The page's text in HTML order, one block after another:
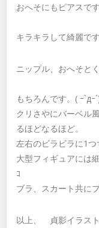
おへそにもピアスです
キラキラして綺麗で
ニップル、おへそと
もちろんです。( ｰ`д
クリさやにバーベル
るほどなるほど。
左右のビラビラに1つ
大型フィギュアには
ｺ
ブラ、スカート共に
以上、 貞影イラス